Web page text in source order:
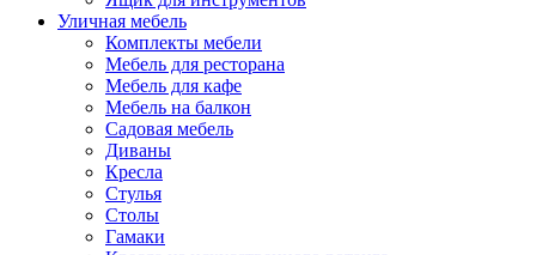
Уличная мебель
Комплекты мебели
Мебель для ресторана
Мебель для кафе
Мебель на балкон
Садовая мебель
Диваны
Кресла
Стулья
Столы
Гамаки